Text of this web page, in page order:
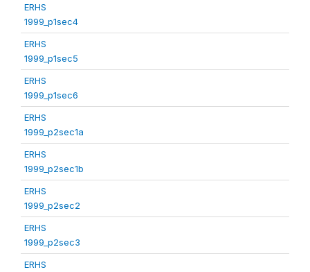
ERHS
1999_p1sec4
ERHS
1999_p1sec5
ERHS
1999_p1sec6
ERHS
1999_p2sec1a
ERHS
1999_p2sec1b
ERHS
1999_p2sec2
ERHS
1999_p2sec3
ERHS